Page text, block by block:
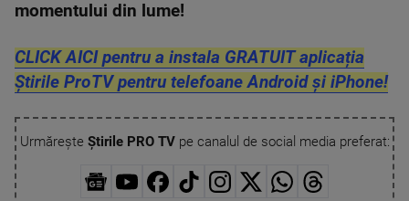
momentului din lume!
CLICK AICI pentru a instala GRATUIT aplicația
Știrile ProTV pentru telefoane Android și iPhone!
Urmărește Știrile PRO TVpe canalul de social media preferat: